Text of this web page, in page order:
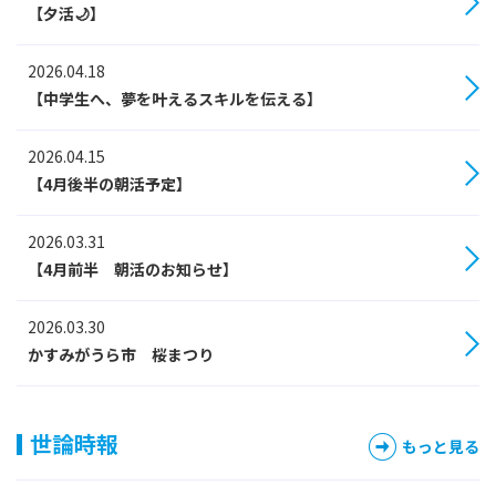
【夕活🌙】
2026.04.18
【中学生へ、夢を叶えるスキルを伝える】
2026.04.15
【4月後半の朝活予定】
2026.03.31
【4月前半 朝活のお知らせ】
2026.03.30
かすみがうら市 桜まつり
世論時報 もっと見る